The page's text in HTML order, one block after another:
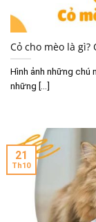
Cỏ cho mèo là
Hình ảnh những chú
những [...]
21
Th10